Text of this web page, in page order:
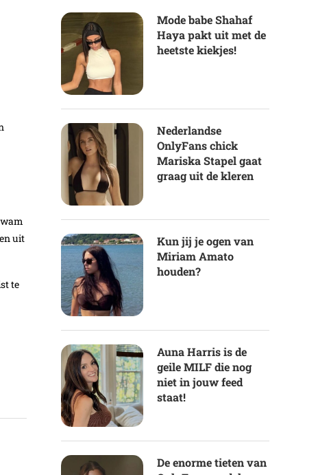
uit
te
Mode babe Shahaf
Haya pakt uit met de
heetste kiekjes!
Nederlandse
OnlyFans chick
Mariska Stapel gaat
graag uit de kleren
Kun jij je ogen van
Miriam Amato
houden?
Auna Harris is de
geile MILF die nog
niet in jouw feed
staat!
De enorme tieten van